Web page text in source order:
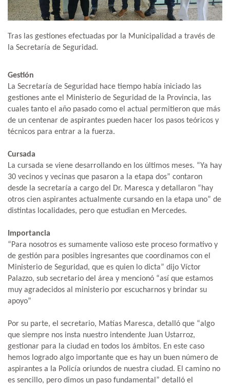
Tras las gestiones efectuadas por la Municipalidad a través de
la Secretaría de Seguridad.
Gestión
La Secretaría de Seguridad hace tiempo había iniciado las
gestiones ante el Ministerio de Seguridad de la Provincia, las
cuales tanto el año pasado como el actual permitieron que más
de un centenar de aspirantes pueden hacer los pasos teóricos y
técnicos para entrar a la fuerza.
Cursada
La cursada se viene desarrollando en los últimos meses. “Ya hay
30 vecinos y vecinas que pasaron a la etapa dos” contaron
desde la secretaría a cargo del Dr. Maresca y detallaron “hay
otros cien aspirantes actualmente cursando en la etapa uno” de
distintas localidades, pero que estudian en Mercedes.
Importancia
“Para nosotros es sumamente valioso este proceso formativo y
de gestión para posibles ingresantes que coordinamos con el
Ministerio de Seguridad, que es quien lo dicta” dijo Víctor
Palazzo, sub secretario del área y mencionó “así que estamos
muy agradecidos al ministerio por escucharnos y brindar su
apoyo”
Por su parte, el secretario, Matías Maresca, detalló que “algo
que siempre nos insta nuestro intendente Juan Ustarroz,
gestionar para la ciudad en todos los ámbitos. En este caso
hemos logrado algo importante que es hay un buen número de
aspirantes a la Policía oriundos de nuestra ciudad. El camino no
es sencillo, pero dimos un paso fundamental” detalló el